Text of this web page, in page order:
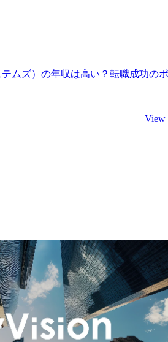
ムズ）の年収は高い？転職成功の
View